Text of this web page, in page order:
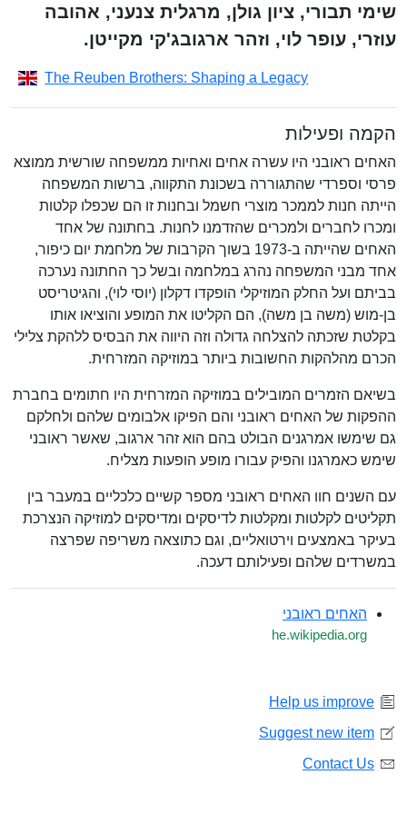
שימי תבורי, ציון גולן, מרגלית צנעני, אהובה
עוזרי, עופר לוי, וזהר ארגובג'קי מקייטן.
The Reuben Brothers: Shaping a Legacy
הקמה ופעילות
האחים ראובני היו עשרה אחים ואחיות ממשפחה שורשית ממוצא
פרסי וספרדי שהתגוררה בשכונת התקווה, ברשות המשפחה
הייתה חנות לממכר מוצרי חשמל ובחנות זו הם שכפלו קלטות
ומכרו לחברים ולמכרים שהזדמנו לחנות. בחתונה של אחד
האחים שהייתה ב-1973 בשוך הקרבות של מלחמת יום כיפור,
אחד מבני המשפחה נהרג במלחמה ובשל כך החתונה נערכה
בביתם ועל החלק המוזיקלי הופקדו דקלון (יוסי לוי), והגיטריסט
בן-מוש (משה בן משה), הם הקליטו את המופע והוציאו אותו
בקלטת שזכתה להצלחה גדולה וזה היווה את הבסיס ללהקת צלילי
הכרם מהלהקות החשובות ביותר במוזיקה המזרחית.
בשיאם הזמרים המובילים במוזיקה המזרחית היו חתומים בחברת
ההפקות של האחים ראובני והם הפיקו אלבומים שלהם ולחלקם
גם שימשו אמרגנים הבולט בהם הוא זהר ארגוב, שאשר ראובני
שימש כאמרגנו והפיק עבורו מופע הופעות מצליח.
עם השנים חוו האחים ראובני מספר קשיים כלכליים במעבר בין
תקליטים לקלטות ומקלטות לדיסקים ומדיסקים למוזיקה הנצרכת
בעיקר באמצעים וירטואליים, וגם כתוצאה משריפה שפרצה
במשרדים שלהם ופעילותם דעכה.
האחים ראובני
he.wikipedia.org
Help us improve
Suggest new item
Contact Us